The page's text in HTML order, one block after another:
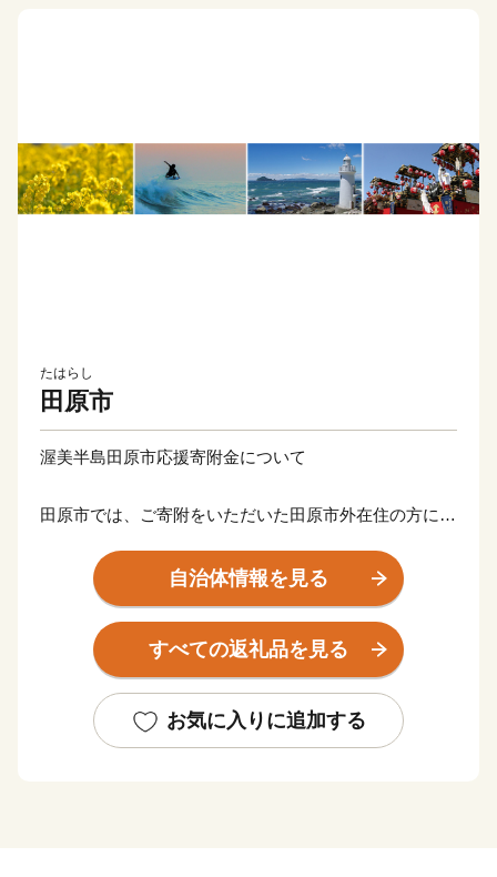
たはらし
田原市
渥美半島田原市応援寄附金について
田原市では、ご寄附をいただいた田原市外在住の方に、
の返礼品をお贈りいたします。
【ご注意】
【重要】ご依頼をいただき出荷準備が開始された後のお
「発送完了メール」に記載されたお荷物番号をもとに、
直接配送業者にお問い合わせください。
自治体情報を見る
すべての返礼品を見る
お気に入りに追加する